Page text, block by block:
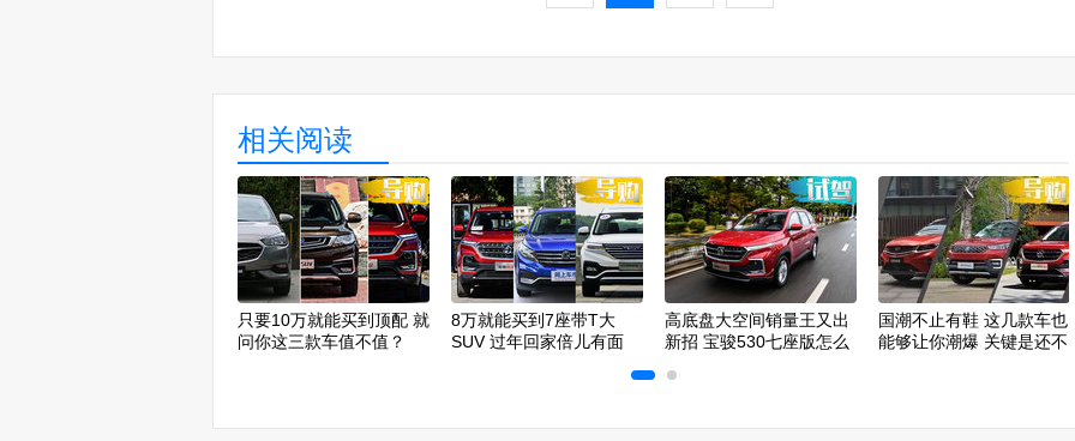
相关阅读
只要10万就能买到顶配 就
问你这三款车值不值？
8万就能买到7座带T大
SUV 过年回家倍儿有面
高底盘大空间销量王又出
新招 宝骏530七座版怎么
国潮不止有鞋 这几款车也
能够让你潮爆 关键是还不